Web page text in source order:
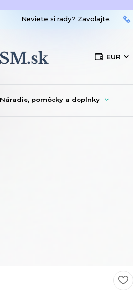
EUR
Neviete si rady? Zavolajte.
Náradie, pomôcky a doplnky